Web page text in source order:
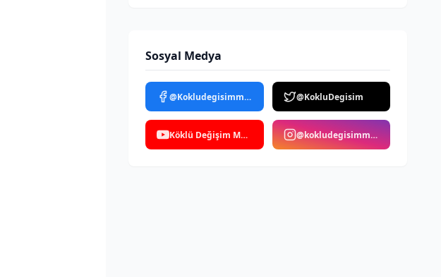
Sosyal Medya
@Kokludegisimmedya @KokluDegisim
Köklü Değişim Medya @kokludegisimmedya